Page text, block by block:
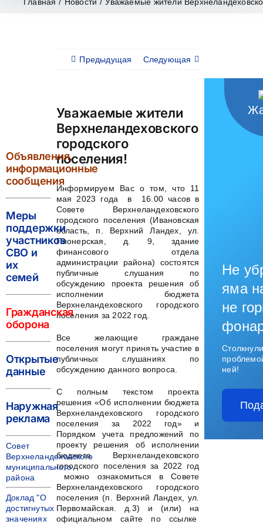
Предыдущая Следующая
Уважаемые жители
Верхнеландеховского
городского
поселения!
Информируем Вас о том, что 11
мая 2023 года в 16.00 часов в
Совете Верхнеландеховского
городского поселения (Ивановская
область, п. Верхний Ландех, ул.
Пионерская, д. 9, здание
финансового отдела
администрации района) состоятся
публичные слушания по
обсуждению проекта решения об
исполнении бюджета
Верхнеландеховского городского
поселения за 2022 год.
Все желающие граждане
поселения могут принять участие в
публичных слушаниях по
обсуждению данного вопроса.
С полным текстом проекта
решения «Об исполнении бюджета
Верхнеландеховского городского
поселения за 2022 год» и
Порядком учета предложений по
проекту решения об исполнении
бюджета Верхнеландеховского
городского поселения за 2022 год
можно ознакомиться в Совете
Верхнеландеховского городского
поселения (п. Верхний Ландех, ул.
Первомайская. д.3) и (или) на
официальном сайте по ссылке
Объявления,
информационные
сообщения
Меры
поддержки
участников
СВО и
их
семей
Гражданская
оборона
Открытые
данные
Наружная
реклама
Совет
Верхнеландеховского
муниципального
района
Доклад "О
достигнутых
значениях
Не
яма
не
ней!